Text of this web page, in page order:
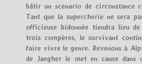
bâtir un scenario de circonstance
Tant que la supercherie ne sera
officieuse bidonnée tiendra lieu
trois compères, le survivant
faire vivre le genre. Revenons à
de Jaegher le met en cause dans